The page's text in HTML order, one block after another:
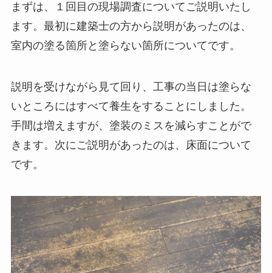
まずは、１回目の現場調査についてご説明いたし
ます。最初に建築士の方から説明があったのは、
室内の塗る箇所と塗らない箇所についてです。
説明を受けながら見て回り、工事の当日は塗らな
いところにはすべて養生をすることにしました。
手間は増えますが、塗装のミスを減らすことがで
きます。次にご説明があったのは、床面について
です。